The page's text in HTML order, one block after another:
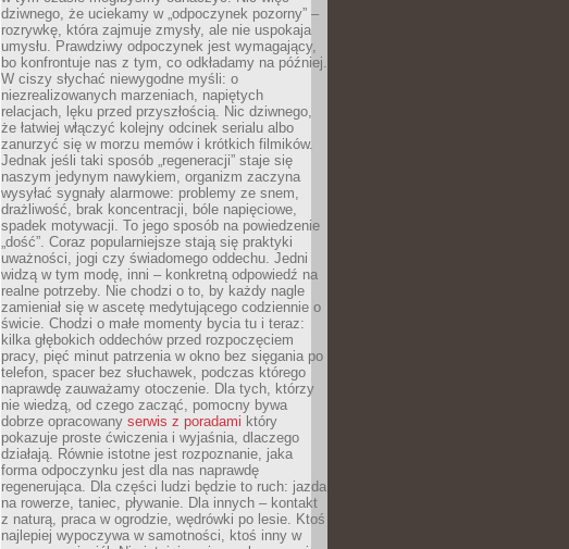
dziwnego, że uciekamy w „odpoczynek pozorny” –
rozrywkę, która zajmuje zmysły, ale nie uspokaja
umysłu. Prawdziwy odpoczynek jest wymagający,
bo konfrontuje nas z tym, co odkładamy na później.
W ciszy słychać niewygodne myśli: o
niezrealizowanych marzeniach, napiętych
relacjach, lęku przed przyszłością. Nic dziwnego,
że łatwiej włączyć kolejny odcinek serialu albo
zanurzyć się w morzu memów i krótkich filmików.
Jednak jeśli taki sposób „regeneracji” staje się
naszym jedynym nawykiem, organizm zaczyna
wysyłać sygnały alarmowe: problemy ze snem,
drażliwość, brak koncentracji, bóle napięciowe,
spadek motywacji. To jego sposób na powiedzenie
„dość”. Coraz popularniejsze stają się praktyki
uważności, jogi czy świadomego oddechu. Jedni
widzą w tym modę, inni – konkretną odpowiedź na
realne potrzeby. Nie chodzi o to, by każdy nagle
zamieniał się w ascetę medytującego codziennie o
świcie. Chodzi o małe momenty bycia tu i teraz:
kilka głębokich oddechów przed rozpoczęciem
pracy, pięć minut patrzenia w okno bez sięgania po
telefon, spacer bez słuchawek, podczas którego
naprawdę zauważamy otoczenie. Dla tych, którzy
nie wiedzą, od czego zacząć, pomocny bywa
dobrze opracowany serwis z poradami który
pokazuje proste ćwiczenia i wyjaśnia, dlaczego
działają. Równie istotne jest rozpoznanie, jaka
forma odpoczynku jest dla nas naprawdę
regenerująca. Dla części ludzi będzie to ruch: jazda
na rowerze, taniec, pływanie. Dla innych – kontakt
z naturą, praca w ogrodzie, wędrówki po lesie. Ktoś
najlepiej wypoczywa w samotności, ktoś inny w